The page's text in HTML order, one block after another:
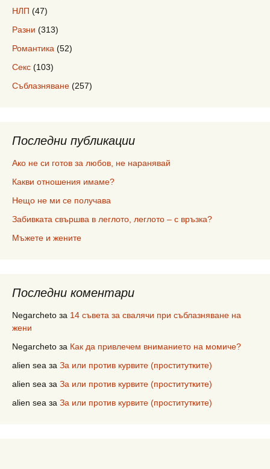
НЛП (47)
Разни (313)
Романтика (52)
Секс (103)
Съблазняване (257)
Последни публикации
Ако не си готов за любов, не наранявай
Какви отношения имаме?
Нещо не ми се получава
Забивката свършва в леглото, леглото – с връзка?
Мъжете и жените
Последни коментари
Negarcheto за 14 съвета за свалячи при съблазняване на
жени
Negarcheto за Как да привлечем вниманието на момиче?
alien sea за За или против курвите (проститутките)
alien sea за За или против курвите (проститутките)
alien sea за За или против курвите (проститутките)